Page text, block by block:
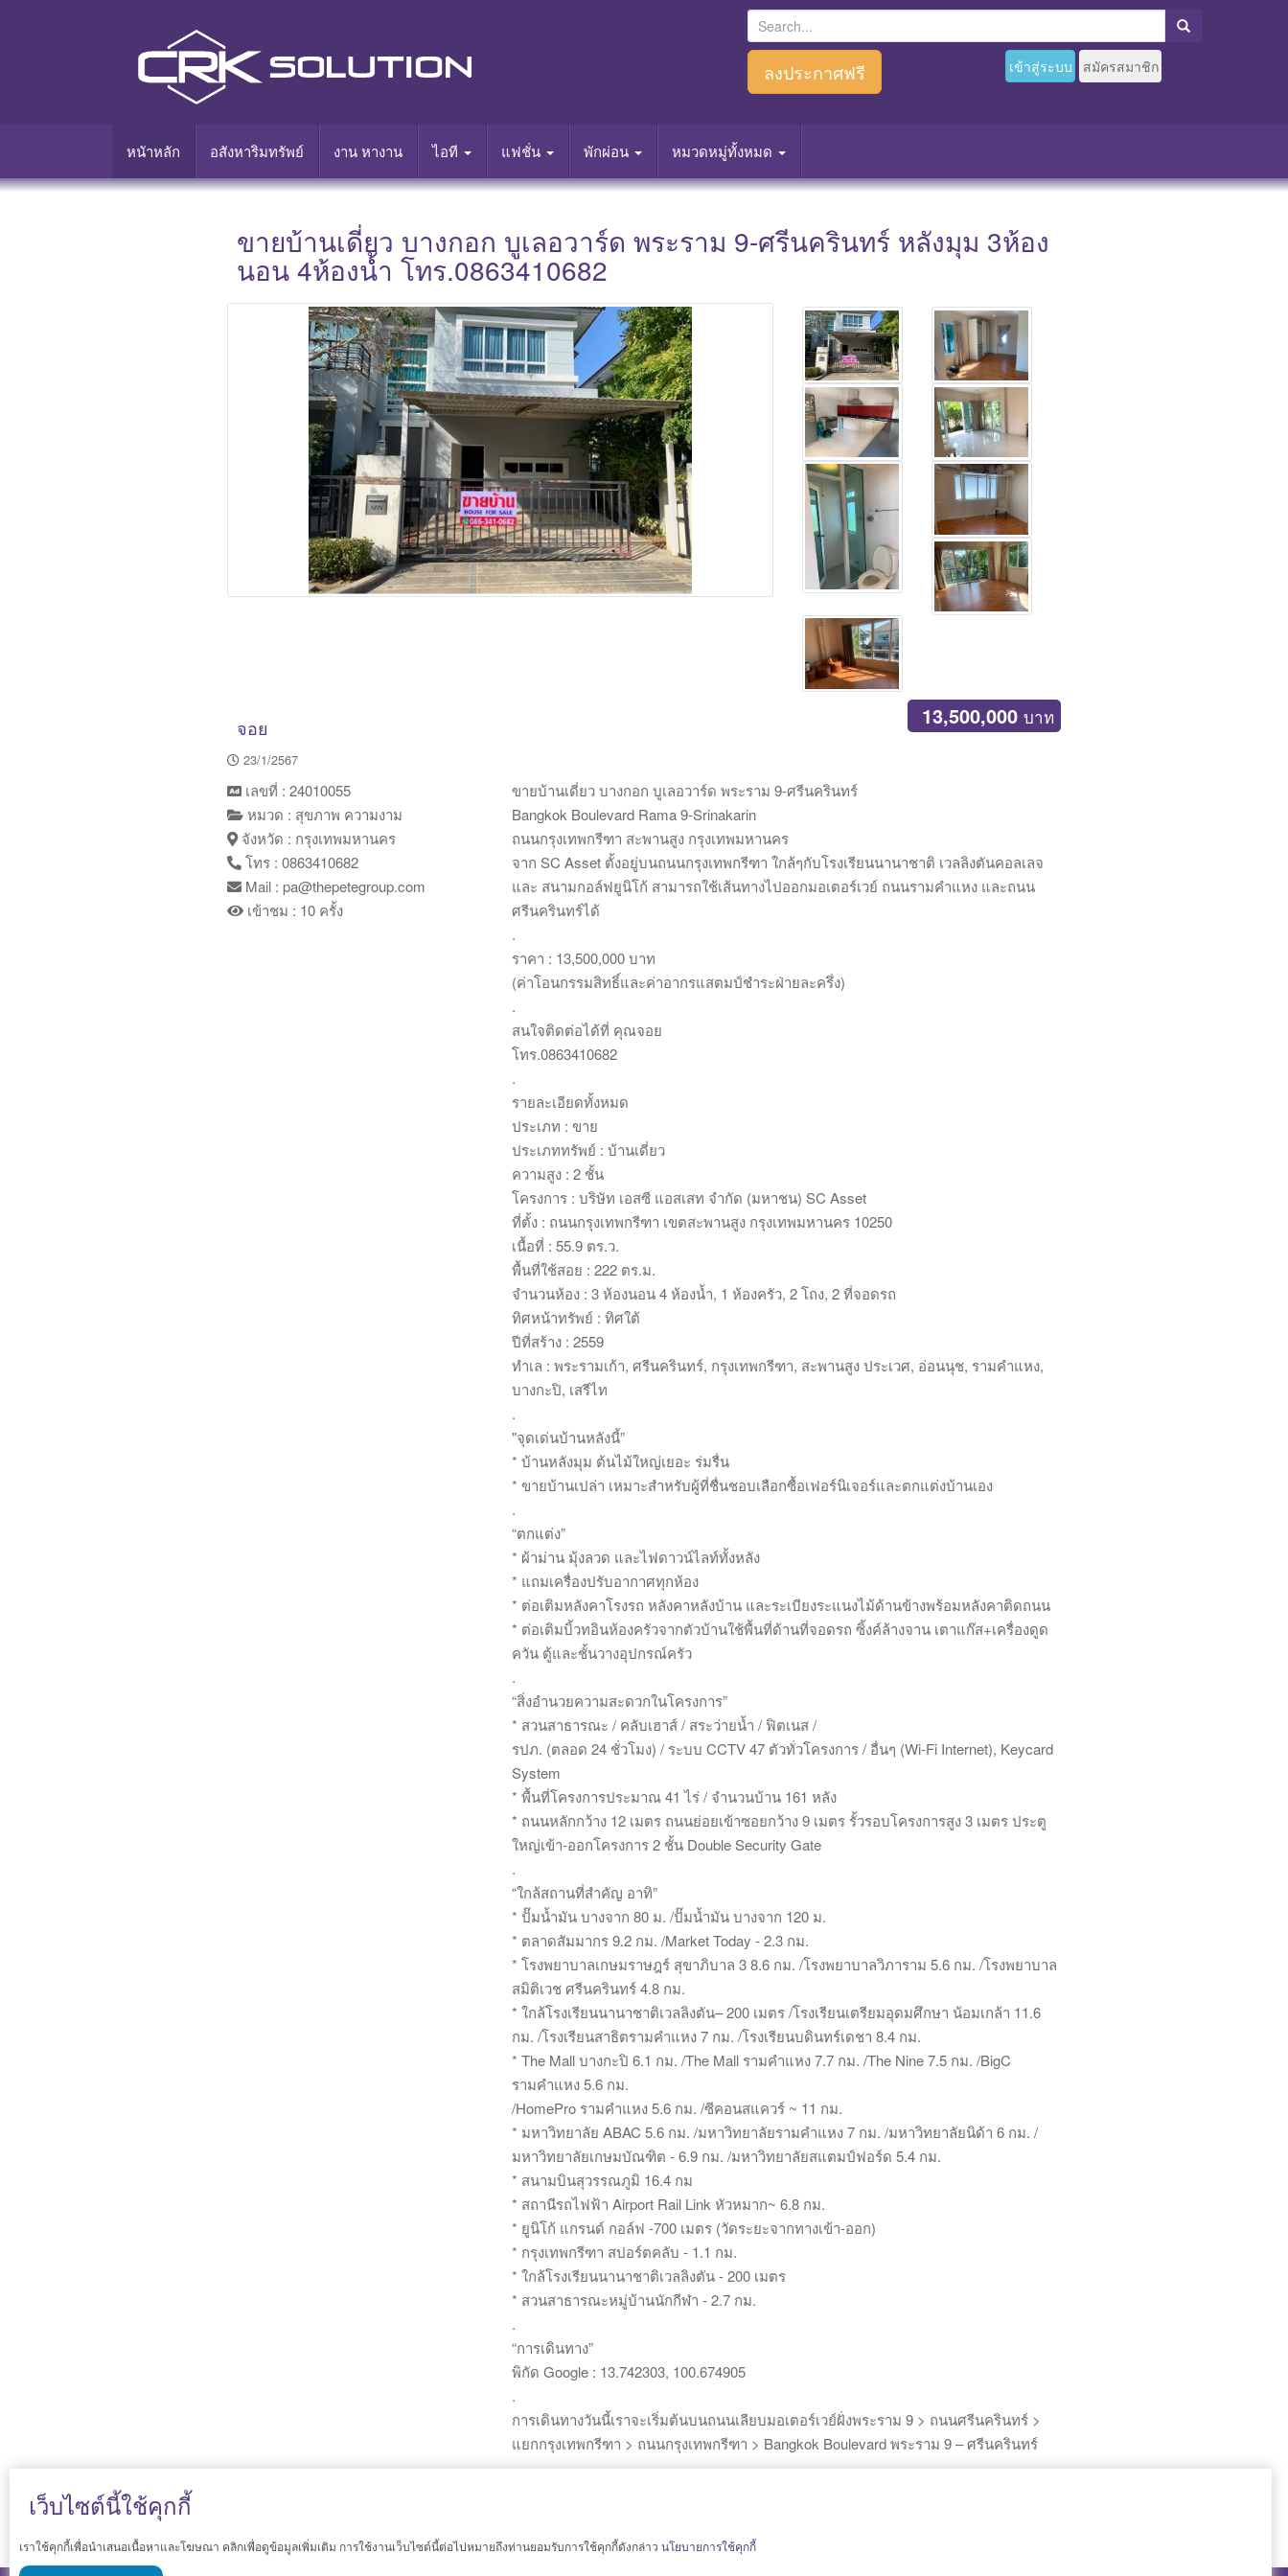
e
r
f
o
:
ลงประกาศฟรี เข้าสู่ระบบ สมัครสมาชิก
หนัาหลัก อสังหาริมทรัพย์ งาน หางาน ไอที แฟชั่น พักผ่อน หมวดหมู่ทั้งหมด
ขายบ้านเดี่ยว บางกอก บูเลอวาร์ด พระราม 9-ศรีนครินทร์ หลังมุม 3ห้อง
นอน 4ห้องน้ำ โทร.0863410682
Main Photo
จอย
23/1/2567
13,500,000 บาท
ขายบ้านเดี่ยว บางกอก บูเลอวาร์ด พระราม 9-ศรีนครินทร์
Bangkok Boulevard Rama 9-Srinakarin
ถนนกรุงเทพกรีฑา สะพานสูง กรุงเทพมหานคร
จาก SC Asset ตั้งอยู่บนถนนกรุงเทพกรีฑา ใกล้ๆกับโรงเรียนนานาชาติ เวลลิงตันคอลเลจ
และ สนามกอล์ฟยูนิโก้ สามารถใช้เส้นทางไปออกมอเตอร์เวย์ ถนนรามคำแหง และถนน
ศรีนครินทร์ได้
.
ราคา : 13,500,000 บาท
(ค่าโอนกรรมสิทธิ์และค่าอากรแสตมป์ชำระฝ่ายละครึ่ง)
.
สนใจติดต่อได้ที่ คุณจอย
โทร.0863410682
.
รายละเอียดทั้งหมด
ประเภท : ขาย
ประเภททรัพย์ : บ้านเดี่ยว
ความสูง : 2 ชั้น
โครงการ : บริษัท เอสซี แอสเสท จำกัด (มหาชน) SC Asset
ที่ตั้ง : ถนนกรุงเทพกรีฑา เขตสะพานสูง กรุงเทพมหานคร 10250
เนื้อที่ : 55.9 ตร.ว.
พื้นที่ใช้สอย : 222 ตร.ม.
จำนวนห้อง : 3 ห้องนอน 4 ห้องน้ำ, 1 ห้องครัว, 2 โถง, 2 ที่จอดรถ
ทิศหน้าทรัพย์ : ทิศใต้
ปีที่สร้าง : 2559
ทำเล : พระรามเก้า, ศรีนครินทร์, กรุงเทพกรีฑา, สะพานสูง ประเวศ, อ่อนนุช, รามคำแหง,
บางกะปิ, เสรีไท
.
"จุดเด่นบ้านหลังนี้”
* บ้านหลังมุม ต้นไม้ใหญ่เยอะ ร่มรื่น
* ขายบ้านเปล่า เหมาะสำหรับผู้ที่ชื่นชอบเลือกซื้อเฟอร์นิเจอร์และตกแต่งบ้านเอง
.
“ตกแต่ง”
* ผ้าม่าน มุ้งลวด และไฟดาวน์ไลท์ทั้งหลัง
* แถมเครื่องปรับอากาศทุกห้อง
* ต่อเติมหลังคาโรงรถ หลังคาหลังบ้าน และระเบียงระแนงไม้ด้านข้างพร้อมหลังคาติดถนน
* ต่อเติมบิ้วทอินห้องครัวจากตัวบ้านใช้พื้นที่ด้านที่จอดรถ ซิ้งค์ล้างจาน เตาแก๊ส+เครื่องดูด
ควัน ตู้และชั้นวางอุปกรณ์ครัว
.
“สิ่งอำนวยความสะดวกในโครงการ”
* สวนสาธารณะ / คลับเฮาส์ / สระว่ายน้ำ / ฟิตเนส /
รปภ. (ตลอด 24 ชั่วโมง) / ระบบ CCTV 47 ตัวทั่วโครงการ / อื่นๆ (Wi-Fi Internet), Keycard
System
* พื้นที่โครงการประมาณ 41 ไร่ / จำนวนบ้าน 161 หลัง
* ถนนหลักกว้าง 12 เมตร ถนนย่อยเข้าซอยกว้าง 9 เมตร รั้วรอบโครงการสูง 3 เมตร ประตู
ใหญ่เข้า-ออกโครงการ 2 ชั้น Double Security Gate
.
“ใกล้สถานที่สำคัญ อาทิ”
* ปั๊มน้ำมัน บางจาก 80 ม. /ปั๊มน้ำมัน บางจาก 120 ม.
* ตลาดสัมมากร 9.2 กม. /Market Today - 2.3 กม.
* โรงพยาบาลเกษมราษฎร์ สุขาภิบาล 3 8.6 กม. /โรงพยาบาลวิภาราม 5.6 กม. /โรงพยาบาล
สมิติเวช ศรีนครินทร์ 4.8 กม.
* ใกล้โรงเรียนนานาชาติเวลลิงตัน– 200 เมตร /โรงเรียนเตรียมอุดมศึกษา น้อมเกล้า 11.6
กม. /โรงเรียนสาธิตรามคำแหง 7 กม. /โรงเรียนบดินทร์เดชา 8.4 กม.
* The Mall บางกะปิ 6.1 กม. /The Mall รามคำแหง 7.7 กม. /The Nine 7.5 กม. /BigC
รามคำแหง 5.6 กม.
/HomePro รามคำแหง 5.6 กม. /ซีคอนสแควร์ ~ 11 กม.
* มหาวิทยาลัย ABAC 5.6 กม. /มหาวิทยาลัยรามคำแหง 7 กม. /มหาวิทยาลัยนิด้า 6 กม. /
มหาวิทยาลัยเกษมบัณฑิต - 6.9 กม. /มหาวิทยาลัยสแตมป์ฟอร์ด 5.4 กม.
* สนามบินสุวรรณภูมิ 16.4 กม
* สถานีรถไฟฟ้า Airport Rail Link หัวหมาก~ 6.8 กม.
* ยูนิโก้ แกรนด์ กอล์ฟ -700 เมตร (วัดระยะจากทางเข้า-ออก)
* กรุงเทพกรีฑา สปอร์ตคลับ - 1.1 กม.
* ใกล้โรงเรียนนานาชาติเวลลิงตัน - 200 เมตร
* สวนสาธารณะหมู่บ้านนักกีฬา - 2.7 กม.
.
“การเดินทาง”
พิกัด Google : 13.742303, 100.674905
.
การเดินทางวันนี้เราจะเริ่มต้นบนถนนเลียบมอเตอร์เวย์ฝั่งพระราม 9 > ถนนศรีนครินทร์ >
แยกกรุงเทพกรีฑา > ถนนกรุงเทพกรีฑา > Bangkok Boulevard พระราม 9 – ศรีนครินทร์
.
เลขที่ : 24010055
หมวด : สุขภาพ ความงาม
จังหวัด : กรุงเทพมหานคร
โทร : 0863410682
Mail : pa@thepetegroup.com
เข้าชม : 10 ครั้ง
เว็บไซต์นี้ใช้คุกกี้
เราใช้คุกกี้เพื่อนำเสนอเนื้อหาและโฆษณา คลิกเพื่อดูข้อมูลเพิ่มเติม การใช้งานเว็บไซต์นี้ต่อไปหมายถึงท่านยอมรับการใช้คุกกี้ดังกล่าว นโยบายการใช้คุกกี้